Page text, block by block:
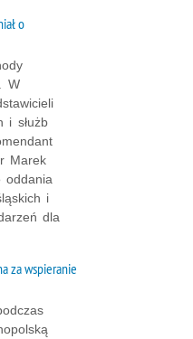
o
W
i służb
Marek
oddania
i
dla
za wspieranie